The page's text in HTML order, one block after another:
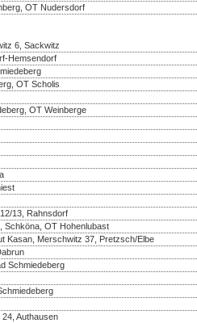
OT Nudersdorf
6, Sackwitz
Hemsendorf
OT Scholis
OT Weinberge
13, Rahnsdorf
Schköna, OT Hohenlubast
Kasan, Merschwitz 37, Pretzsch/Elbe
Schmiedeberg
Authausen